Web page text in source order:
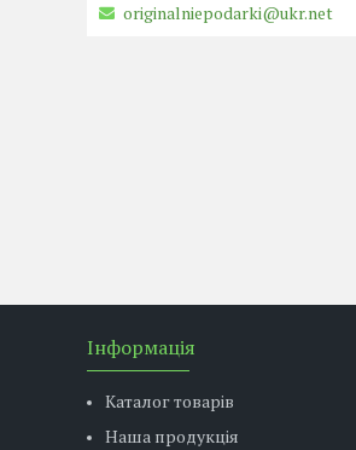
originalniepodarki@ukr.net
Інформація
Каталог товарів
Наша продукція